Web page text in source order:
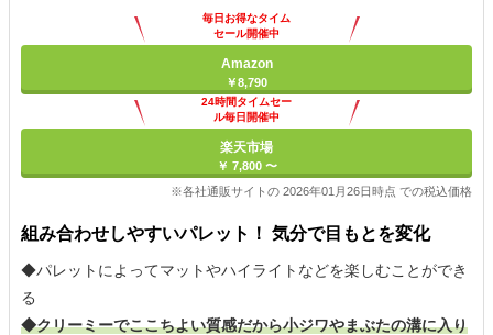
毎日お得なタイム
セール開催中
Amazon
￥8,790
24時間タイムセー
ル毎日開催中
楽天市場
￥ 7,800 〜
※各社通販サイトの 2026年01月26日時点 での税込価格
組み合わせしやすいパレット！ 気分で目もとを変化
◆パレットによってマットやハイライトなどを楽しむことができ
る
◆クリーミーでここちよい質感だから小ジワやまぶたの溝に入り